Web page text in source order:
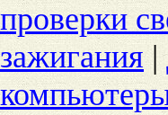
проверки
зажигания |